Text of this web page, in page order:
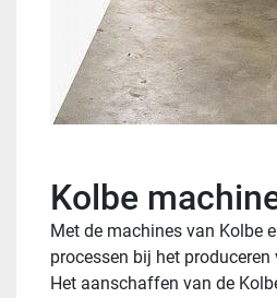
Kolbe
Met de machines van Kolbe
processen bij het
Het aanschaffen van de